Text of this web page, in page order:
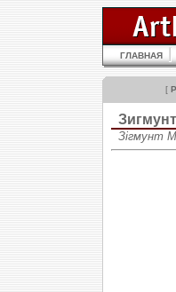
ГЛАВНАЯ
[
Зігмунт